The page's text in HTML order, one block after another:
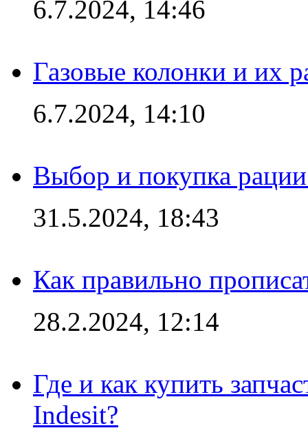
6.7.2024, 14:46
Газовые колонки и их
6.7.2024, 14:10
Выбор и покупка
31.5.2024, 18:43
Как правильно
28.2.2024, 12:14
Где и как купить
Indesit?